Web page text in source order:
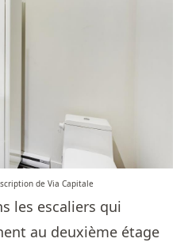
de Via Capitale
les escaliers qui
au deuxième étage